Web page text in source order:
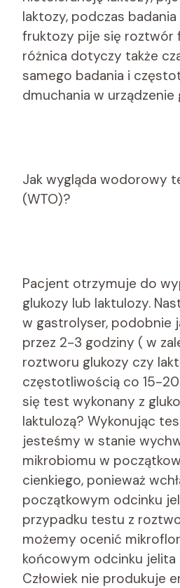
laktozy, podczas
fruktozy pije się roztwór
różnica dotyczy także
samego badania i
dmuchania w urządzenie
Jak wygląda wodorowy
(WTO)?
Pacjent otrzymuje do
glukozy lub laktulozy.
w gastrolyser, podobnie
przez 2-3 godziny ( w
roztworu glukozy czy
częstotliwością co 15-
się test wykonany z
laktulozą? Wykonując
jesteśmy w stanie
mikrobiomu w
cienkiego, ponieważ
początkowym odcinku
przypadku testu z
możemy ocenić
końcowym odcinku jelita
Człowiek nie produkuje